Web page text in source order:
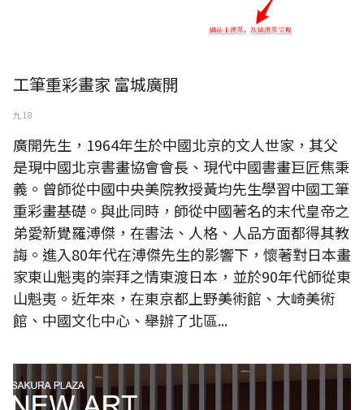
工筆重彩畫家 富城廣開
九 18
廣開先生，1964年生於中國北京的文人世家，其父
是現中國北京書畫協會會長、現代中國書畫巨匠焦秉
義。曾師從中國中央美院教授黃均先生學習中國工筆
重彩畫基礎。與此同時，師從中國著名的末代皇帝之
弟愛新覺羅溥傑，在書法、人格、人品方面都得其教
誨。進入80年代在溥傑先生的影響下，懷著對日本畫
家東山魁夷的崇拜之情東渡日本，並於90年代師從東
山魁夷。近年來，在東京都上野美術館、大崎美術
館、中國文化中心、舉辦了北區...
【横浜トリエンナーレ: ヨコハマトリエンナーレ2017 横滨三年展系列报
导】华丽实存-台湾新美术展 官方网站上线